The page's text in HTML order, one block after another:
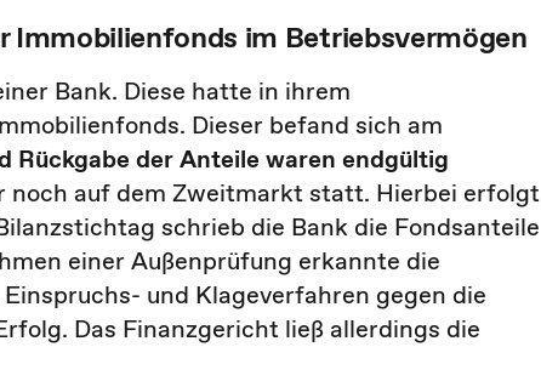
im Betriebsvermögen
Bank. Diese hatte in ihrem
Dieser befand sich am
Rückgabe der Anteile waren endgültig
noch auf dem Zweitmarkt statt. Hierbei erfolgt
schrieb die Bank die Fondsanteile
einer Außenprüfung erkannte die
und Klageverfahren gegen die
Das Finanzgericht ließ allerdings die